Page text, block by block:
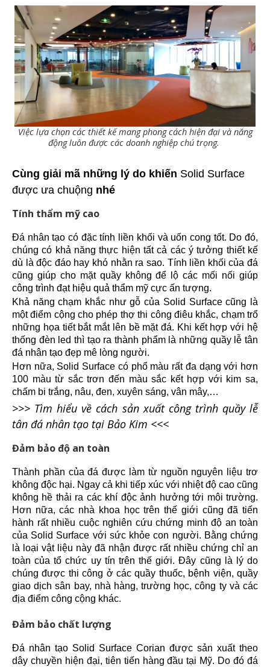
Việc lựa chọn các thiết kế mang phong cách hiện đại và năng
động luôn được các doanh nghiệp chú trọng.
Cùng giải mã những lý do khiến Solid Surface
được ưa chuộng nhé
Tính thẩm mỹ cao
Đá nhân tạo có đặc tính liền khối và uốn cong tốt. Do đó,
chúng có khả năng thực hiện tất cả các ý tưởng thiết kế
dù là độc đáo hay khó nhằn ra sao. Tính liền khối của đá
cũng giúp cho mặt quầy không để lộ các mối nối giúp
công trình đạt hiệu quả thẩm mỹ cực ấn tượng.
Khả năng chạm khắc như gỗ của Solid Surfacecũng là
một điểm cộng cho phép thợ thi công điêu khắc, chạm trổ
những họa tiết bắt mắt lên bề mặt đá. Khi kết hợp với hệ
thống đèn led thì tạo ra thành phẩm là những quầy lễ tân
đá nhân tạo đẹp mê lòng người.
Hơn nữa, Solid Surface có phổ màu rất đa dạng với hơn
100 màu từ sắc trơn đến màu sắc kết hợp với kim sa,
chấm bi trắng, nâu, đen, xuyên sáng, vân mây,…
>>> Tìm hiểu về cách sản xuất công trình quầy lễ
tân đá nhân tạo tại Bảo Kim <<<
Đảm bảo độ an toàn
Thành phần của đá được làm từ nguồn nguyên liệu trơ
không độc hại. Ngay cả khi tiếp xúc với nhiệt độ cao cũng
không hề thải ra các khí độc ảnh hưởng tới môi trường.
Hơn nữa, các nhà khoa học trên thế giới cũng đã tiến
hành rất nhiều cuộc nghiên cứu chứng minh độ an toàn
của Solid Surface với sức khỏe con người. Bằng chứng
là loại vật liệu này đã nhận được rất nhiều chứng chỉ an
toàn của tổ chức uy tín trên thế giới. Đây cũng là lý do
chúng được thi công ở các quầy thuốc, bệnh viện, quầy
giao dịch sân bay, nhà hàng, trường học, công ty và các
địa điểm công cộng khác.
Đảm bảo chất lượng
Đá nhân tạo Solid Surface Corian được sản xuất theo
dây chuyền hiện đại, tiên tiến hàng đầu tại Mỹ. Do đó đá